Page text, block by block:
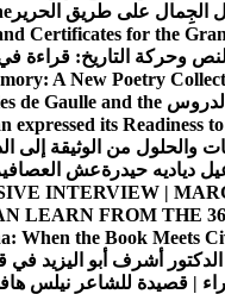
الجِمال على طريق الحرير
Certificates for the
وحركة التاريخ: قراءة في
A New Poetry
de Gaulle and the
expressed its Readiness
والحلول من الوثيقة إلى
دياديه حيدرةعش
INTERVIEW |
LEARN FROM THE
When the Book Meets
أشرف أبو اليزيد
| قصيدة للشاعر نيلس هاف